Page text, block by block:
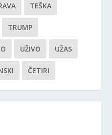
TEŠKA
TRUMP
UŽIVO UŽAS
ČETIRI